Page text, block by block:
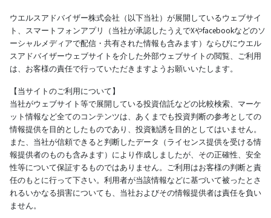
ウエルスアドバイザー株式会社（以下当社）が展開しているウェブサイ
ト、スマートフォンアプリ（当社が承認したうえでXやfacebookなどのソ
ーシャルメディアで配信・共有された情報も含みます）ならびにウエル
スアドバイザーウェブサイトを介した外部ウェブサイトの閲覧、ご利用
は、お客様の責任で行っていただきますようお願いいたします。
【当サイトのご利用について】
当社がウェブサイト等で展開している投資信託などの比較検索、マーケ
ット情報など全てのコンテンツは、あくまでも投資判断の参考としての
情報提供を目的としたものであり、投資勧誘を目的としてはいません。
また、当社が信頼できると判断したデータ（ライセンス提供を受ける情
報提供者のものも含みます）により作成しましたが、その正確性、安全
性等について保証するものではありません。ご利用はお客様の判断と責
任のもとに行って下さい。利用者が当該情報などに基づいて被ったとさ
れるいかなる損害についても、当社およびその情報提供者は責任を負い
ません。